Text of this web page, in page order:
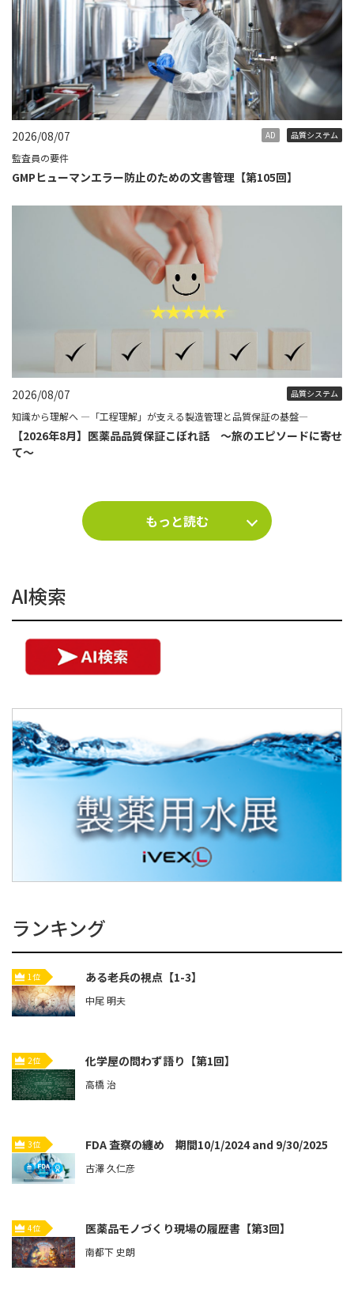
2026/08/07 AD 品質システム
監査員の要件
GMPヒューマンエラー防止のための文書管理【第105回】
2026/08/07 品質システム
知識から理解へ ―「工程理解」が支える製造管理と品質保証の基盤―
【2026年8月】医薬品品質保証こぼれ話 ～旅のエピソードに寄せ
て～
もっと読む
AI検索
ランキング
1位 ある老兵の視点【1-3】
中尾 明夫
2位 化学屋の問わず語り【第1回】
高橋 治
3位 FDA 査察の纏め 期間10/1/2024 and 9/30/2025
古澤 久仁彦
4位 医薬品モノづくり現場の履歴書【第3回】
南都下 史朗